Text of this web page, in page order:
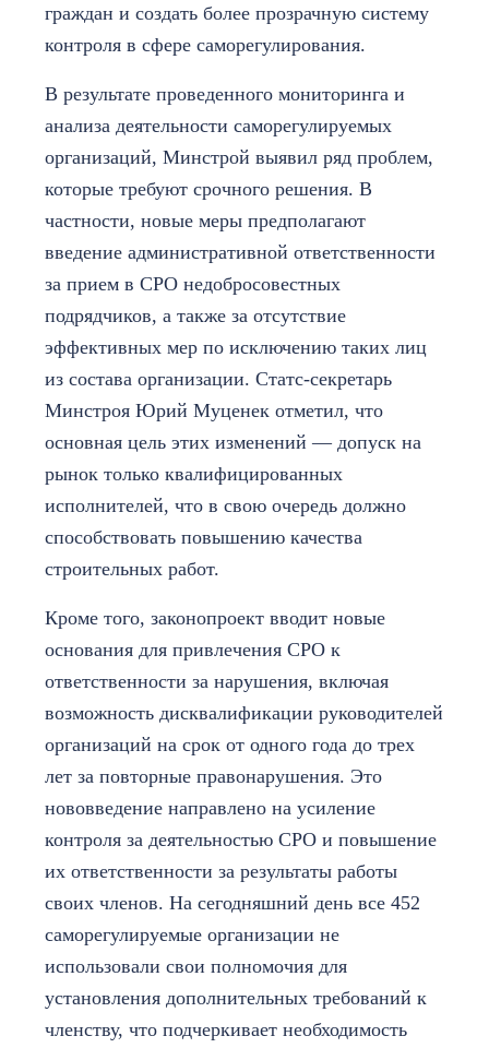
граждан и создать более прозрачную систему
контроля в сфере саморегулирования.
В результате проведенного мониторинга и
анализа деятельности саморегулируемых
организаций, Минстрой выявил ряд проблем,
которые требуют срочного решения. В
частности, новые меры предполагают
введение административной ответственности
за прием в СРО недобросовестных
подрядчиков, а также за отсутствие
эффективных мер по исключению таких лиц
из состава организации. Статс-секретарь
Минстроя Юрий Муценек отметил, что
основная цель этих изменений — допуск на
рынок только квалифицированных
исполнителей, что в свою очередь должно
способствовать повышению качества
строительных работ.
Кроме того, законопроект вводит новые
основания для привлечения СРО к
ответственности за нарушения, включая
возможность дисквалификации руководителей
организаций на срок от одного года до трех
лет за повторные правонарушения. Это
нововведение направлено на усиление
контроля за деятельностью СРО и повышение
их ответственности за результаты работы
своих членов. На сегодняшний день все 452
саморегулируемые организации не
использовали свои полномочия для
установления дополнительных требований к
членству, что подчеркивает необходимость